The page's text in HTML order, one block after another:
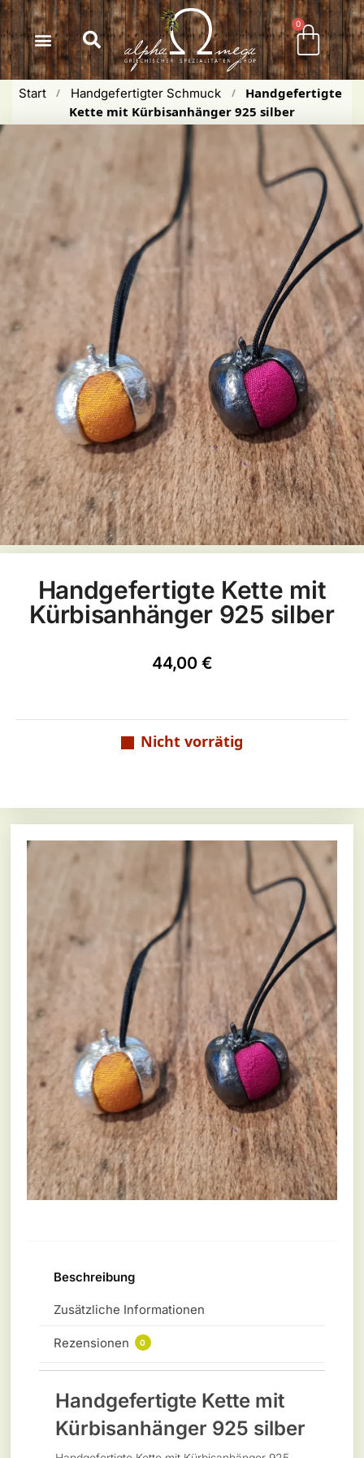
springen
0
Start / Handgefertigter Schmuck /
Handgefertigte
Kette mit Kürbisanhänger 925 silber
Handgefertigte Kette mit
Kürbisanhänger 925 silber
44,00 €
Nicht vorrätig
Beschreibung
Zusätzliche Informationen
Rezensionen 0
Handgefertigte Kette mit
Kürbisanhänger 925 silber